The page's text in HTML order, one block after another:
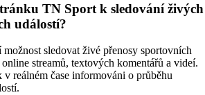
TN Sport k sledování živých
událostí?
sledovat živé přenosy sportovních
streamů, textových komentářů a videí.
reálném čase informováni o průběhu